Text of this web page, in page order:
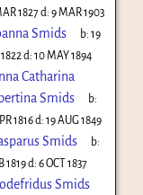
1827d: 9 MAR 1903
Smids b:19
d: 10 MAY 1894
Catharina
Smids
b:
1816d: 19 AUG 1849
Smids
b:
1819d: 6 OCT 1837
Smids